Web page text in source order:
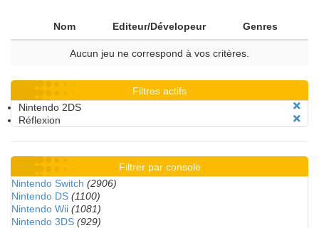
Nom Editeur/Dévelopeur Genres
Aucun jeu ne correspond à vos critères.
Filtres actifs
Nintendo 2DS
Réflexion
Filtrer par console
Nintendo Switch (2906)
Nintendo DS (1100)
Nintendo Wii (1081)
Nintendo 3DS (929)